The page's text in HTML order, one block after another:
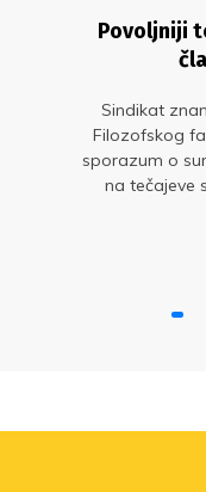
Povoljniji
Sindikat
Filozofskog
sporazum o
na tečajeve